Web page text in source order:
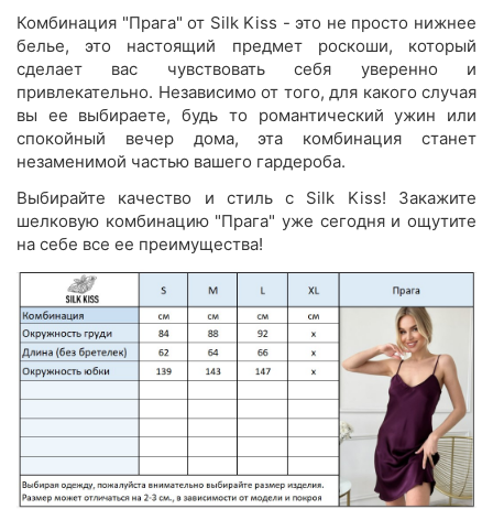
Комбинация "Прага" от Silk Kiss - это не просто нижнее
белье, это настоящий предмет роскоши, который
сделает вас чувствовать себя уверенно и
привлекательно. Независимо от того, для какого случая
вы ее выбираете, будь то романтический ужин или
спокойный вечер дома, эта комбинация станет
незаменимой частью вашего гардероба.
Выбирайте качество и стиль с Silk Kiss! Закажите
шелковую комбинацию "Прага" уже сегодня и ощутите
на себе все ее преимущества!